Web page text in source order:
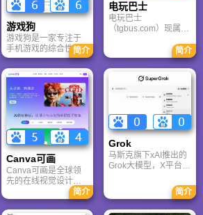
游戏狗
游戏狗是一家专注于
手机游戏的综合性门
户网站。它致力于为
手游玩家提供最新、
最全的游戏资讯、攻
略、评测及视频等内
容，是国内较早一批
专注于移动游戏领域
的垂直媒体。
简介
电玩巴士
电玩巴士
（tgbus.com）现属于
注于解决游戏用户需
求的综合性游戏门户
网站，电玩巴士是一
个全面的综合性游戏
门户，专注于为全球
玩家提供主机、PC及
移动端游戏的全方位
资讯。
简介
Canva可画
Canva可画是全球领
先的在线视觉设计平
台，内置AI“魔力工作
室”，提供海量正版模
板与素材。无论是自
简介
Grok
马斯克旗下xAI推出的
Grok大模型，X平台实
体协作的核心优势。
针对其中文能力、隐
私安全及幻觉问题等
简介